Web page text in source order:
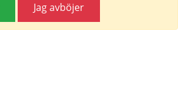
Jag avböjer